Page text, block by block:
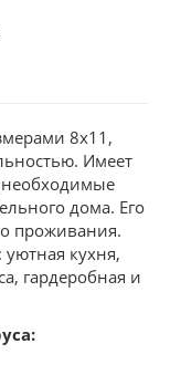
8х11,
Имеет
необходимые
дома. Его
проживания.
кухня,
гардеробная и